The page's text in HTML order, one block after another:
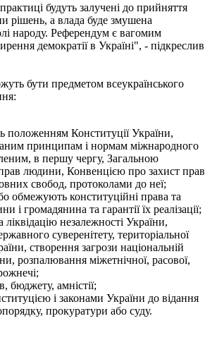
будуть залучені до прийняття
рішень, а влада буде змушена
народу. Референдум є вагомим
демократії в Україні", - підкреслив
бути предметом всеукраїнського
положенням Конституції України,
принципам і нормам міжнародного
в першу чергу, Загальною
людини, Конвенцією про захист прав
свобод, протоколами до неї;
обмежують конституційні права та
і громадянина та гарантії їх реалізації;
ліквідацію незалежності України,
суверенітету, територіальної
створення загрози національній
розпалювання міжетнічної, расової,
бюджету, амністії;
і законами України до відання
прокуратури або суду.